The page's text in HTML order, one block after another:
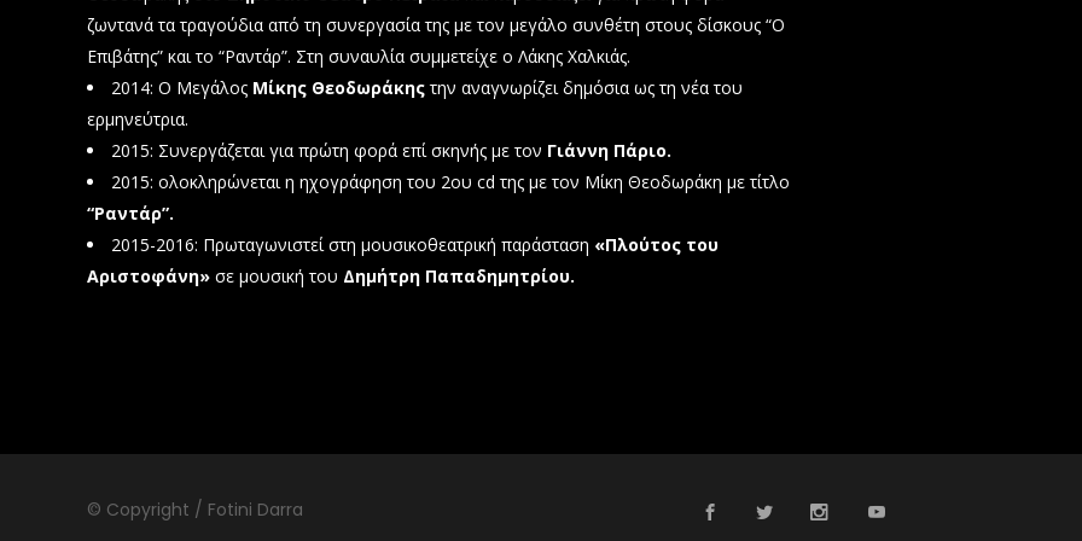
ζωντανά τα τραγούδια από τη συνεργασία της με τον μεγάλο συνθέτη στους δίσκους “Ο
Επιβάτης” και το “Ραντάρ”. Στη συναυλία συμμετείχε ο Λάκης Χαλκιάς.
2014: Ο Μεγάλος Μίκης Θεοδωράκηςτην αναγνωρίζει δημόσια ως τη νέα του
ερμηνεύτρια.
2015: Συνεργάζεται για πρώτη φορά επί σκηνής με τον Γιάννη Πάριο.
2015: ολοκληρώνεται η ηχογράφηση του 2ου cd της με τον Μίκη Θεοδωράκη με τίτλο
“Ραντάρ”.
2015-2016: Πρωταγωνιστεί στη μουσικοθεατρική παράσταση «Πλούτος του
Αριστοφάνη» σε μουσική του Δημήτρη Παπαδημητρίου.
© Copyright / Fotini Darra